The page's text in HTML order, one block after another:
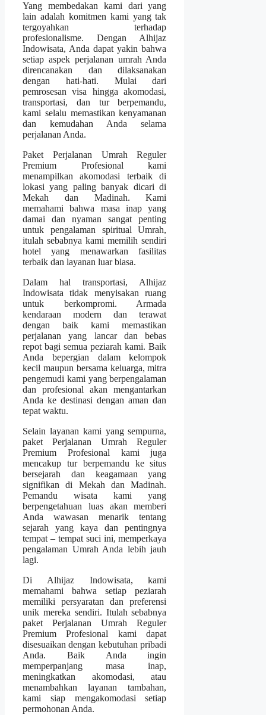
Yang membedakan kami dari yang
lain adalah komitmen kami yang tak
tergoyahkan terhadap
profesionalisme. Dengan Alhijaz
Indowisata, Anda dapat yakin bahwa
setiap aspek perjalanan umrah Anda
direncanakan dan dilaksanakan
dengan hati-hati. Mulai dari
pemrosesan visa hingga akomodasi,
transportasi, dan tur berpemandu,
kami selalu memastikan kenyamanan
dan kemudahan Anda selama
perjalanan Anda.
Paket Perjalanan Umrah Reguler
Premium Profesional kami
menampilkan akomodasi terbaik di
lokasi yang paling banyak dicari di
Mekah dan Madinah. Kami
memahami bahwa masa inap yang
damai dan nyaman sangat penting
untuk pengalaman spiritual Umrah,
itulah sebabnya kami memilih sendiri
hotel yang menawarkan fasilitas
terbaik dan layanan luar biasa.
Dalam hal transportasi, Alhijaz
Indowisata tidak menyisakan ruang
untuk berkompromi. Armada
kendaraan modern dan terawat
dengan baik kami memastikan
perjalanan yang lancar dan bebas
repot bagi semua peziarah kami. Baik
Anda bepergian dalam kelompok
kecil maupun bersama keluarga, mitra
pengemudi kami yang berpengalaman
dan profesional akan mengantarkan
Anda ke destinasi dengan aman dan
tepat waktu.
Selain layanan kami yang sempurna,
paket Perjalanan Umrah Reguler
Premium Profesional kami juga
mencakup tur berpemandu ke situs
bersejarah dan keagamaan yang
signifikan di Mekah dan Madinah.
Pemandu wisata kami yang
berpengetahuan luas akan memberi
Anda wawasan menarik tentang
sejarah yang kaya dan pentingnya
tempat – tempat suci ini, memperkaya
pengalaman Umrah Anda lebih jauh
lagi.
Di Alhijaz Indowisata, kami
memahami bahwa setiap peziarah
memiliki persyaratan dan preferensi
unik mereka sendiri. Itulah sebabnya
paket Perjalanan Umrah Reguler
Premium Profesional kami dapat
disesuaikan dengan kebutuhan pribadi
Anda. Baik Anda ingin
memperpanjang masa inap,
meningkatkan akomodasi, atau
menambahkan layanan tambahan,
kami siap mengakomodasi setiap
permohonan Anda.